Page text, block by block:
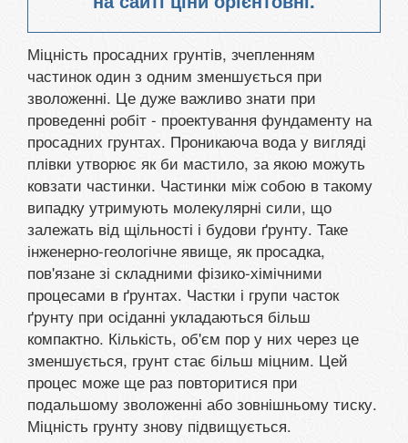
Міцність просадних грунтів, зчепленням
частинок один з одним зменшується при
зволоженні. Це дуже важливо знати при
проведенні робіт - проектування фундаменту на
просадних грунтах. Проникаюча вода у вигляді
плівки утворює як би мастило, за якою можуть
ковзати частинки. Частинки між собою в такому
випадку утримують молекулярні сили, що
залежать від щільності і будови ґрунту. Таке
інженерно-геологічне явище, як просадка,
пов'язане зі складними фізико-хімічними
процесами в ґрунтах. Частки і групи часток
ґрунту при осіданні укладаються більш
компактно. Кількість, об'єм пор у них через це
зменшується, грунт стає більш міцним. Цей
процес може ще раз повторитися при
подальшому зволоженні або зовнішньому тиску.
Міцність грунту знову підвищується.